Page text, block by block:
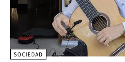
SOCIEDAD